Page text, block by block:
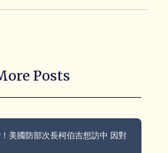
Posts
美國防部次長柯伯吉想訪中 因對